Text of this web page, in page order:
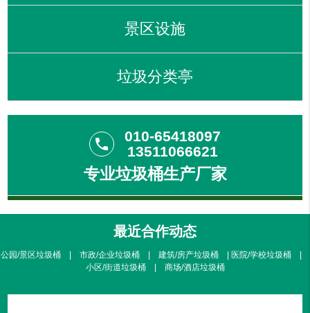
景区设施
垃圾分类亭
phone
010-65418097
13511066621
专业垃圾桶生产厂家
最近合作动态
公园/景区垃圾桶 | 市政/企业垃圾桶 | 建筑/房产垃圾桶 | 医院/学校垃圾桶 |
小区/街道垃圾桶 | 商场/酒店垃圾桶